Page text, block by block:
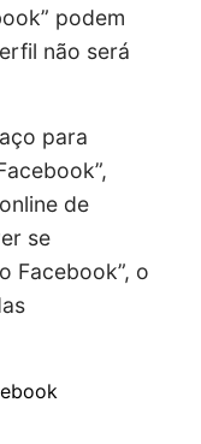
podem
não será
para
de
se
Facebook”, o